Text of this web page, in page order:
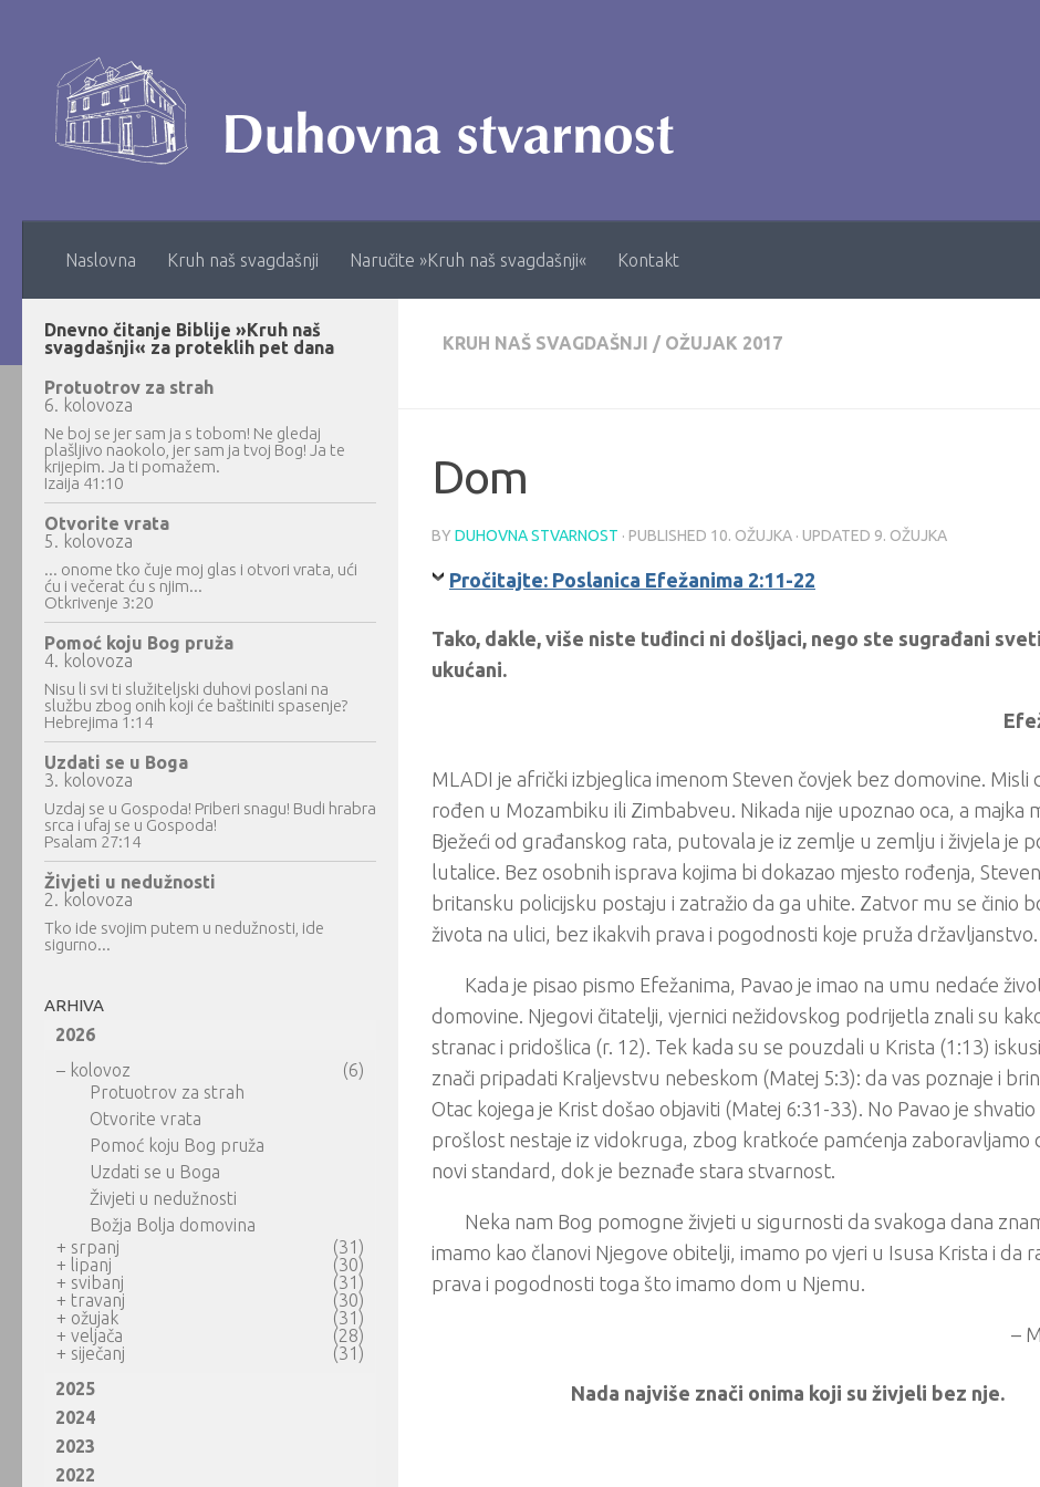
Naslovna Kruh naš svagdašnji Naručite »Kruh naš svagdašnji« Kontakt
KRUH NAŠ SVAGDAŠNJI / OŽUJAK 2017
Dom
BY DUHOVNA STVARNOST · PUBLISHED 10. OŽUJKA · UPDATED 9. OŽUJKA
Pročitajte: Poslanica Efežanima 2:11-22
Tako, dakle, više niste tuđinci ni došljaci, nego ste sugrađani
ukućani.
MLADI je afrički izbjeglica imenom Steven čovjek bez domovine. Misli
rođen u Mozambiku ili Zimbabveu. Nikada nije upoznao oca, a majka
Bježeći od građanskog rata, putovala je iz zemlje u zemlju i živjela je
lutalice. Bez osobnih isprava kojima bi dokazao mjesto rođenja,
britansku policijsku postaju i zatražio da ga uhite. Zatvor mu se činio
života na ulici, bez ikakvih prava i pogodnosti koje pruža državljanstvo.
Kada je pisao pismo Efežanima, Pavao je imao na umu nedaće
domovine. Njegovi čitatelji, vjernici nežidovskog podrijetla znali su
stranac i pridošlica (r. 12). Tek kada su se pouzdali u Krista (1:13)
znači pripadati Kraljevstvu nebeskom (Matej 5:3): da vas poznaje i
Otac kojega je Krist došao objaviti (Matej 6:31-33). No Pavao je shvatio
prošlost nestaje iz vidokruga, zbog kratkoće pamćenja zaboravljamo
novi standard, dok je beznađe stara stvarnost.
Neka nam Bog pomogne živjeti u sigurnosti da svakoga dana
imamo kao članovi Njegove obitelji, imamo po vjeri u Isusa Krista i da
prava i pogodnosti toga što imamo dom u Njemu.
–
Nada najviše znači onima koji su živjeli bez nje.
Dnevno čitanje Biblije »Kruh naš
svagdašnji« za proteklih pet dana
Protuotrov za strah
6. kolovoza
Ne boj se jer sam ja s tobom! Ne gledaj
plašljivo naokolo, jer sam ja tvoj Bog! Ja te
krijepim. Ja ti pomažem.
Izaija 41:10
Otvorite vrata
5. kolovoza
... onome tko čuje moj glas i otvori vrata, ući
ću i večerat ću s njim...
Otkrivenje 3:20
Pomoć koju Bog pruža
4. kolovoza
Nisu li svi ti služiteljski duhovi poslani na
službu zbog onih koji će baštiniti spasenje?
Hebrejima 1:14
Uzdati se u Boga
3. kolovoza
Uzdaj se u Gospoda! Priberi snagu! Budi hrabra
srca i ufaj se u Gospoda!
Psalam 27:14
Živjeti u nedužnosti
2. kolovoza
Tko ide svojim putem u nedužnosti, ide
sigurno...
ARHIVA
2026
– kolovoz
(6)
Protuotrov za strah
Otvorite vrata
Pomoć koju Bog pruža
Uzdati se u Boga
Živjeti u nedužnosti
Božja Bolja domovina
+ srpanj
(31)
+ lipanj
(30)
+ svibanj
(31)
+ travanj
(30)
+ ožujak
(31)
+ veljača
(28)
+ siječanj
(31)
2025
2024
2023
2022